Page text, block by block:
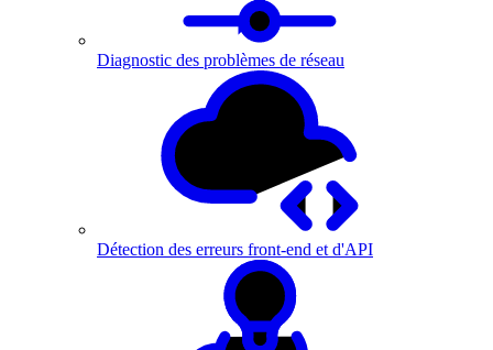
Diagnostic des problèmes de réseau
Détection des erreurs front-end et d'API